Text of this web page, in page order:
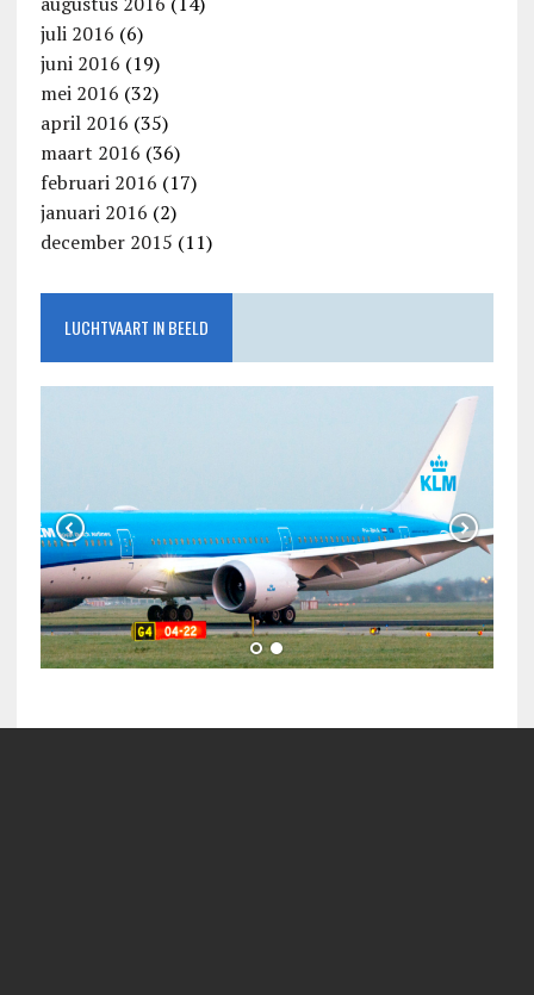
juli 2016 (6)
juni 2016 (19)
mei 2016 (32)
april 2016 (35)
maart 2016 (36)
februari 2016 (17)
januari 2016 (2)
december 2015 (11)
LUCHTVAART IN BEELD